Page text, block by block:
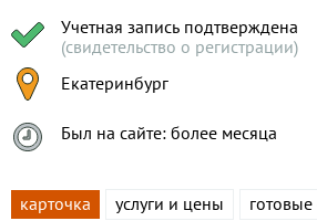
Учетная запись подтверждена
(свидетельство о регистрации)
Екатеринбург
Был на сайте: более месяца
карточка услуги и цены